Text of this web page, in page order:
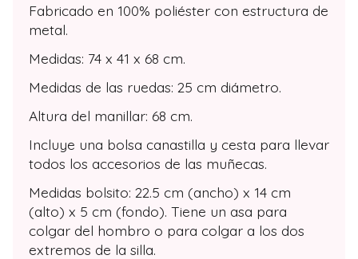
Fabricado en 100% poliéster con estructura de
metal.
Medidas: 74 x 41 x 68 cm.
Medidas de las ruedas: 25 cm diámetro.
Altura del manillar: 68 cm.
Incluye una bolsa canastilla y cesta para llevar
todos los accesorios de las muñecas.
Medidas bolsito: 22.5 cm (ancho) x 14 cm
(alto) x 5 cm (fondo). Tiene un asa para
colgar del hombro o para colgar a los dos
extremos de la silla.